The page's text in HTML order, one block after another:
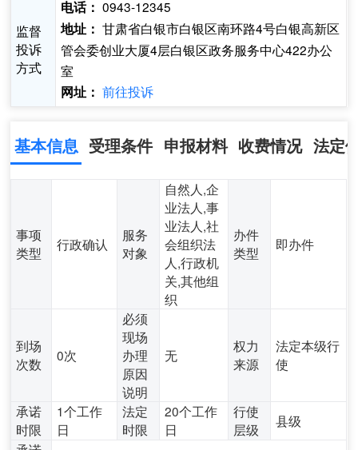
监督
投诉
方式
电话： 0943-12345
地址： 甘肃省白银市白银区南环路4号白银高新区
管会委创业大厦4层白银区政务服务中心422办公
室
网址： 前往投诉
基本信息 受理条件 申报材料 收费情况 法定
事项
类型
行政确认
服务
对象
自然人,企
业法人,事
业法人,社
会组织法
人,行政机
关,其他组
织
办件
类型
即办件
到场
次数
0次
必须
现场
办理
原因
说明
无
权力
来源
法定本级行
使
承诺
时限
1个工作
日
法定
时限
20个工作
日
行使
层级
县级